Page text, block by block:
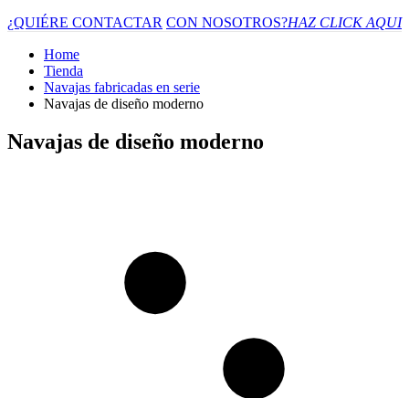
¿QUIÉRE CONTACTAR CON NOSOTROS?HAZ CLICK AQUI
Home
Tienda
Navajas fabricadas en serie
Navajas de diseño moderno
Navajas de diseño moderno